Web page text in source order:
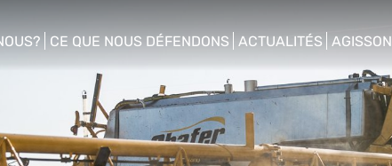
CE QUE NOUS DÉFENDONS ACTUALITÉS
show/